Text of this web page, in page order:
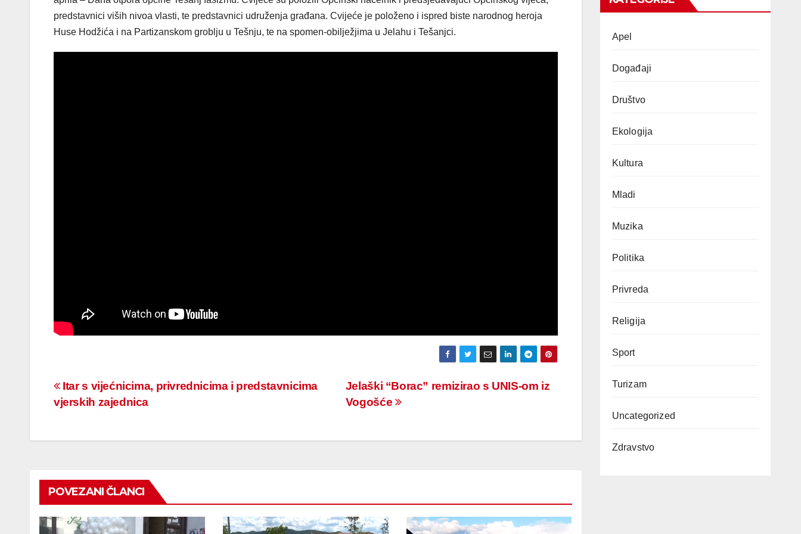
predstavnici viših nivoa vlasti, te predstavnici udruženja građana. Cvijeće je položeno i ispred biste narodnog heroja
Huse Hodžića i na Partizanskom groblju u Tešnju, te na spomen-obilježjima u Jelahu i Tešanjci.
Navigacija
članaka
Jelaški “Borac” remizirao s UNIS-om iz
Vogošće
Itar s vijećnicima, privrednicima i predstavnicima
vjerskih zajednica
POVEZANI ČLANCI
Apel
Događaji
Društvo
Ekologija
Kultura
Mladi
Muzika
Politika
Privreda
Religija
Sport
Turizam
Uncategorized
Zdravstvo